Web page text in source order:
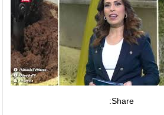
Share: